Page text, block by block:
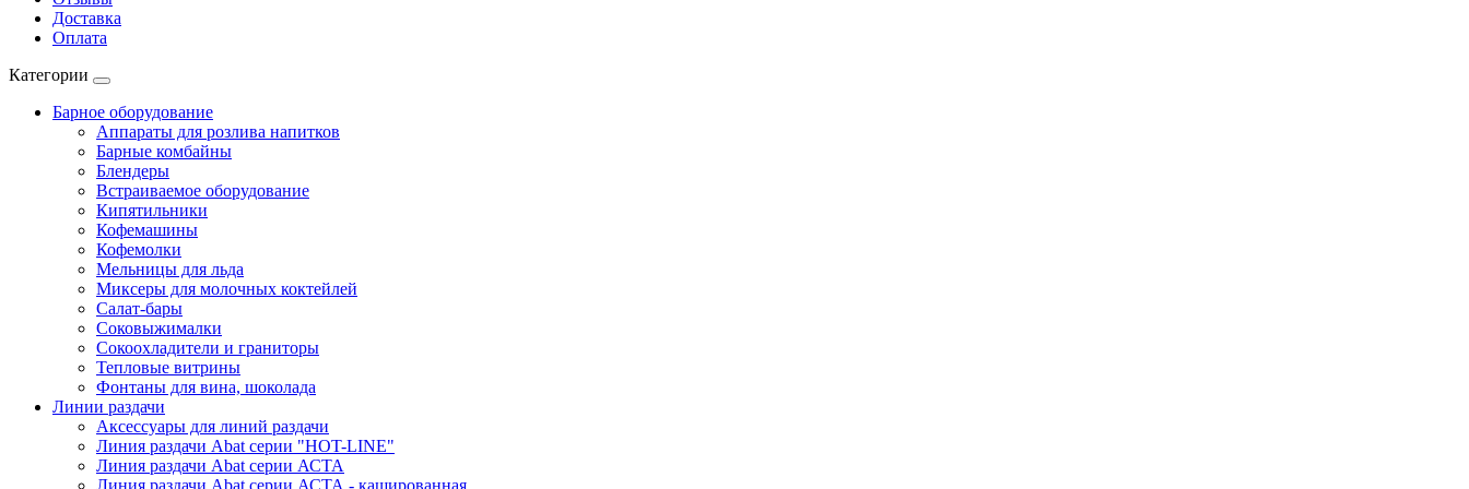
Доставка
Оплата
Категории
Барное оборудование
Аппараты для розлива напитков
Барные комбайны
Блендеры
Встраиваемое оборудование
Кипятильники
Кофемашины
Кофемолки
Мельницы для льда
Миксеры для молочных коктейлей
Салат-бары
Соковыжималки
Сокоохладители и граниторы
Тепловые витрины
Фонтаны для вина, шоколада
Линии раздачи
Аксессуары для линий раздачи
Линия раздачи Abat серии "HOT-LINE"
Линия раздачи Abat серии АСТА
Линия раздачи Abat серии АСТА - кашированная